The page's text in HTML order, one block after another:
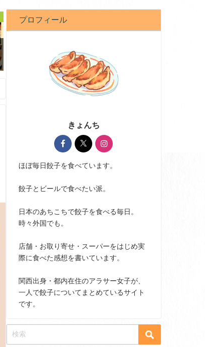
プロフィール
きょんち
ほぼ毎日餃子を食べています。
餃子とビールで食べたい派。
日本のあちこちで餃子を食べる毎日。
時々外国でも。
店舗・お取り寄せ・スーパーをはじめ実
際に食べた感想を書いています。
関西出身・都内在住のアラサー女子が、
一人で餃子についてまとめているサイト
です。